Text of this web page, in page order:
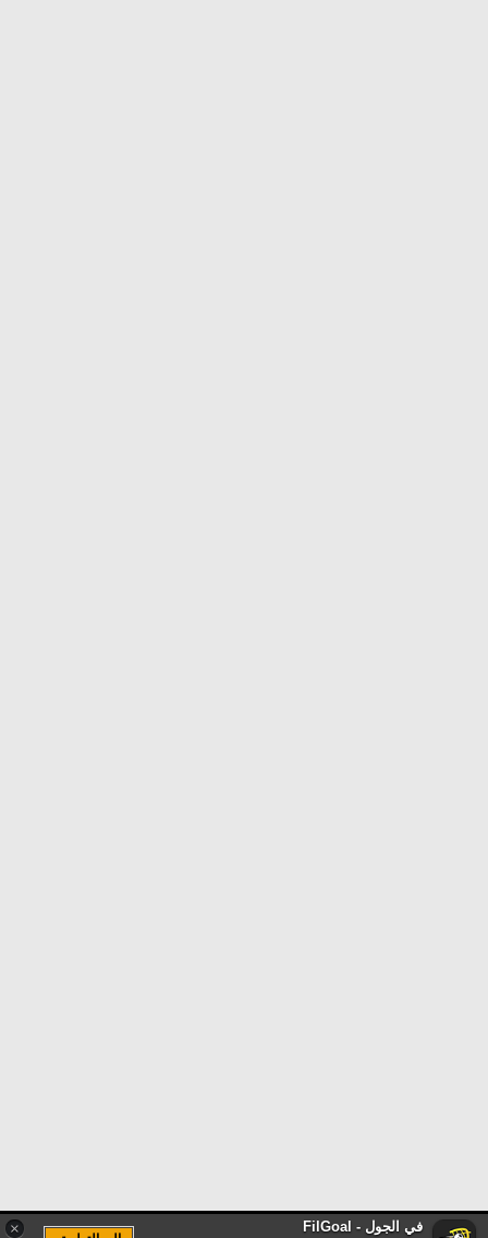
× في الجول - FilGoal